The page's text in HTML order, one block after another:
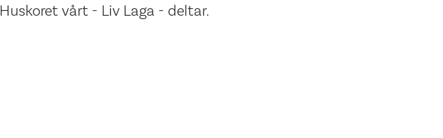
Huskoret vårt - Liv Laga - deltar.